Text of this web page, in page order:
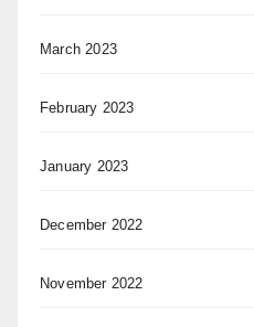
March 2023
February 2023
January 2023
December 2022
November 2022